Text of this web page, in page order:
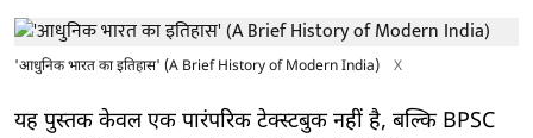
'आधुनिक भारत का इतिहास' (A Brief History of Modern India) X
यह पुस्तक केवल एक पारंपरिक टेक्स्टबुक नहीं है, बल्कि BPSC